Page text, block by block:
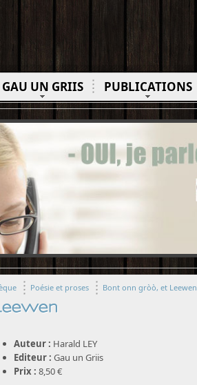
GAU UN GRIIS PUBLICATIONS
Poésie et proses Bont onn gròò, et Leewen
Auteur : Harald LEY
Editeur : Gau un Griis
Prix : 8,50 €